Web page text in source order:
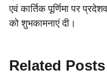
एवं कार्तिक पूर्णिमा पर
को शुभकामनाएं दी।
Related Posts